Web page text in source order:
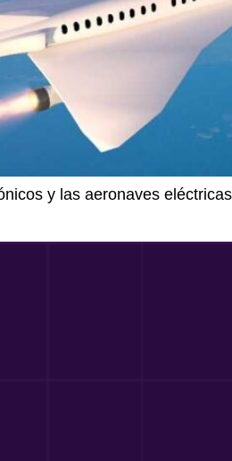
y las aeronaves